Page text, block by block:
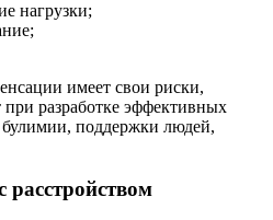
нагрузки;
имеет свои риски,
разработке эффективных
булимии, поддержки людей,
расстройством